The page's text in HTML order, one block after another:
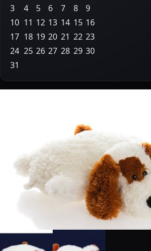
3
4 5 6 7 8
9
10 11 12 13 14 15 16
17 18 19 20 21 22 23
24 25 26 27 28 29 30
31